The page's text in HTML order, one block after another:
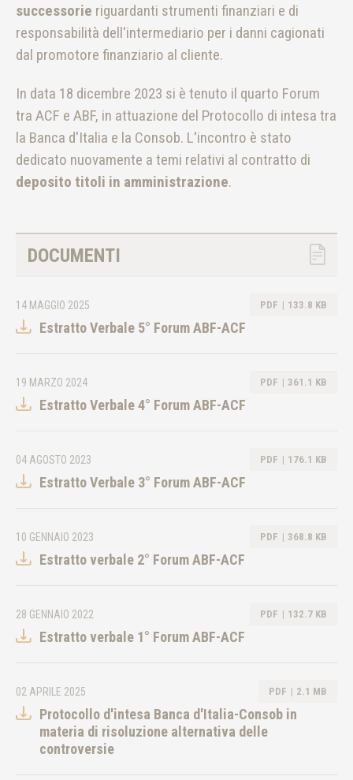
successorie riguardanti strumenti finanziari e di
responsabilità dell'intermediario per i danni cagionati
dal promotore finanziario al cliente.
In data 18 dicembre 2023 si è tenuto il quarto Forum
tra ACF e ABF, in attuazione del Protocollo di intesa tra
la Banca d'Italia e la Consob. L'incontro è stato
dedicato nuovamente a temi relativi al contratto di
deposito titoli in amministrazione.
DOCUMENTI
Estratto Verbale 5° Forum ABF-ACF
PDF 133.8 KB
14 MAGGIO 2025
Estratto Verbale 4° Forum ABF-ACF
PDF 361.1 KB
19 MARZO 2024
Estratto Verbale 3° Forum ABF-ACF
PDF 176.1 KB
04 AGOSTO 2023
Estratto verbale 2° Forum ABF-ACF
PDF 368.8 KB
10 GENNAIO 2023
Estratto verbale 1° Forum ABF-ACF
PDF 132.7 KB
28 GENNAIO 2022
Protocollo d'intesa Banca d'Italia-Consob in
materia di risoluzione alternativa delle
controversie
PDF 2.1 MB
02 APRILE 2025